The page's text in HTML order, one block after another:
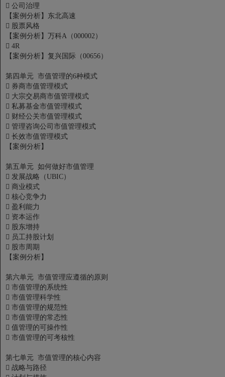
 公司治理
【案例分析】东北高速
 股票风格
【案例分析】万科A（000002）
 4R
【案例分析】复兴国际（00656）
第四单元 市值管理的6种模式
 券商市值管理模式
 大宗交易商市值管理模式
 私募基金市值管理模式
 财经公关市值管理模式
 管理咨询公司市值管理模式
 长效市值管理模式
【案例分析】
第五单元 如何做好市值管理
 发展战略（UBIC）
 商业模式
 核心竞争力
 盈利能力
 资本运作
 股东增持
 员工持股计划
 股市周期
【案例分析】
第六单元 市值管理应遵循的原则
 市值管理的系统性
 市值管理科学性
 市值管理的规范性
 市值管理的常态性
 值管理的可操作性
 市值管理的可考核性
第七单元 市值管理的核心内容
 战略与路径